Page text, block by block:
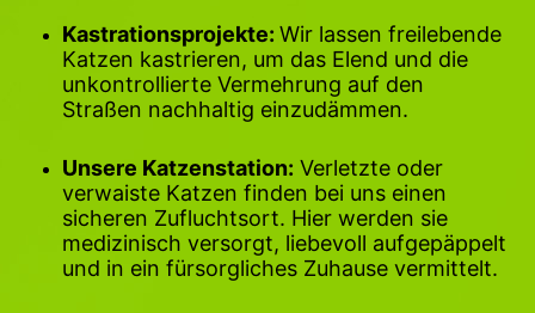
Kastrationsprojekte:Wir lassen freilebende
Katzen kastrieren, um das Elend und die
unkontrollierte Vermehrung auf den
Straßen nachhaltig einzudämmen.
Unsere Katzenstation: Verletzte oder
verwaiste Katzen finden bei uns einen
sicheren Zufluchtsort. Hier werden sie
medizinisch versorgt, liebevoll aufgepäppelt
und in ein fürsorgliches Zuhause vermittelt.